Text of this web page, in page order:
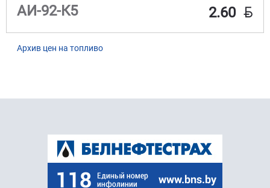
АИ-92-К5 2.60 BYN
Архив цен на топливо